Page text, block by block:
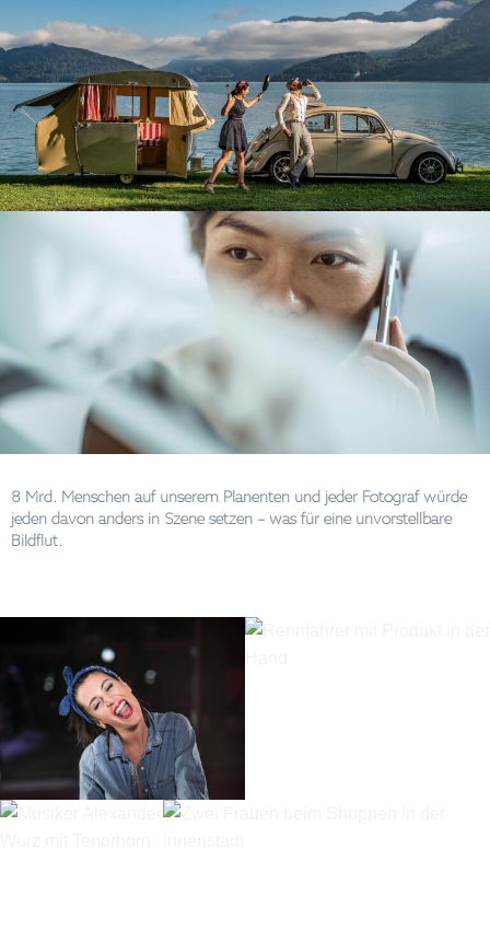
8 Mrd. Menschen auf unserem Planenten und jeder Fotograf würde
jeden davon anders in Szene setzen – was für eine unvorstellbare
Bildflut.